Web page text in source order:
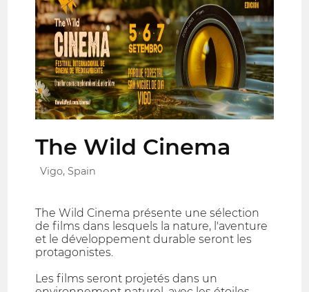
The Wild Cinema
Vigo, Spain
The Wild Cinema présente une sélection
de films dans lesquels la nature, l'aventure
et le développement durable seront les
protagonistes.
Les films seront projetés dans un